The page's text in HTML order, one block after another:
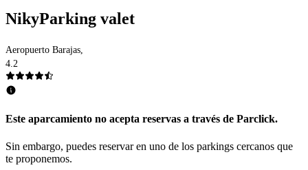
NikyParking valet
Aeropuerto Barajas,
4.2
Este aparcamiento no acepta reservas a través de Parclick.
Sin embargo, puedes reservar en uno de los parkings cercanos que
te proponemos.